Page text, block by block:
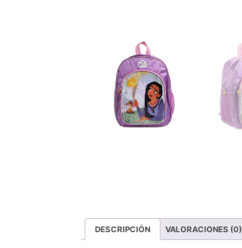
DESCRIPCIÓN VALORACIONES (0)